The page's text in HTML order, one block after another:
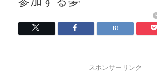
スポンサーリンク